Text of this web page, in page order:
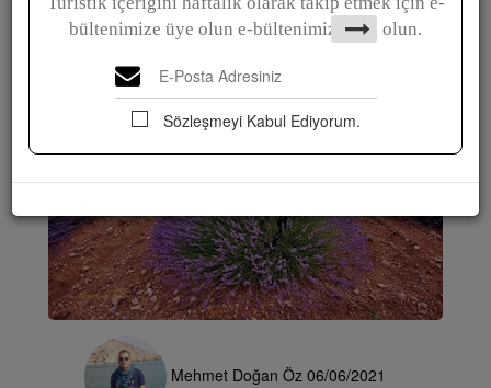
Güller ve Göller Diyarı Isparta
Mehmet Doğan Öz 06/06/2021
bültenimize üye olun e-bültenimize üye olun.
Sözleşmeyi Kabul Ediyorum.